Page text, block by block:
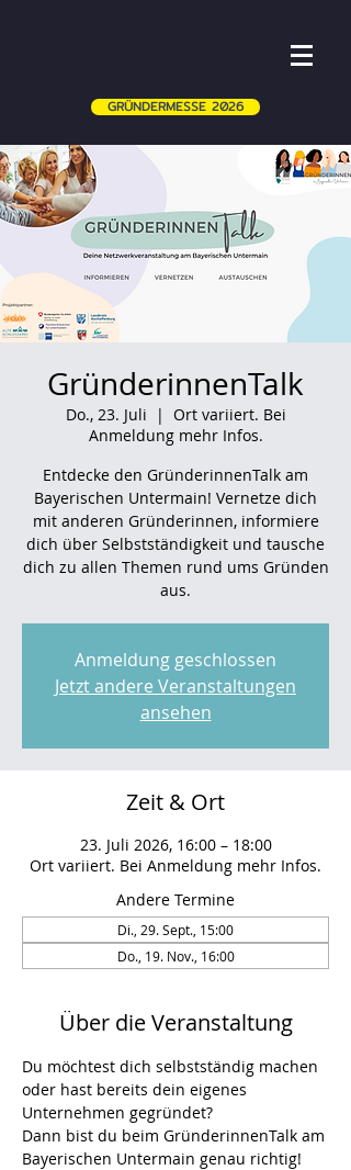
GRÜNDERMESSE 2026
GründerinnenTalk
Do., 23. Juli
  |
Ort variiert. Bei
Anmeldung mehr Infos.
Entdecke den GründerinnenTalk am
Bayerischen Untermain! Vernetze dich
mit anderen Gründerinnen, informiere
dich über Selbstständigkeit und tausche
dich zu allen Themen rund ums Gründen
aus.
Anmeldung geschlossen
Jetzt andere Veranstaltungen
ansehen
Zeit & Ort
23. Juli 2026, 16:00 – 18:00
Ort variiert. Bei Anmeldung mehr Infos.
Andere Termine
Di., 29. Sept., 15:00
Do., 19. Nov., 16:00
Über die Veranstaltung
Du möchtest dich selbstständig machen
oder hast bereits dein eigenes
Unternehmen gegründet?
Dann bist du beim GründerinnenTalk am
Bayerischen Untermain genau richtig!